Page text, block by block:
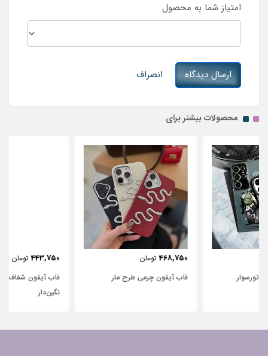
امتیاز شما به محصول
ارسال دیدگاه انصراف
محصولات بیشتر برای
قاب آیفون چرمی طرح مار
قاب آیفون شفاف با پاپیون سفید و